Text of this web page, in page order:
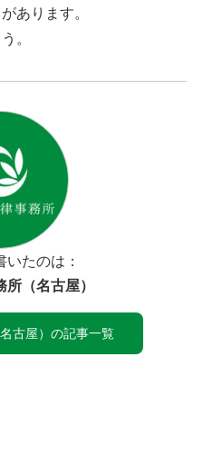
あります。
。
いたのは：
（名古屋）
古屋）の記事一覧